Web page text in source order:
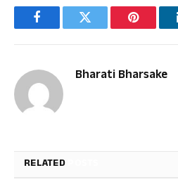
FacebookTwitter Pinterest
Bharati Bharsake
RELATED